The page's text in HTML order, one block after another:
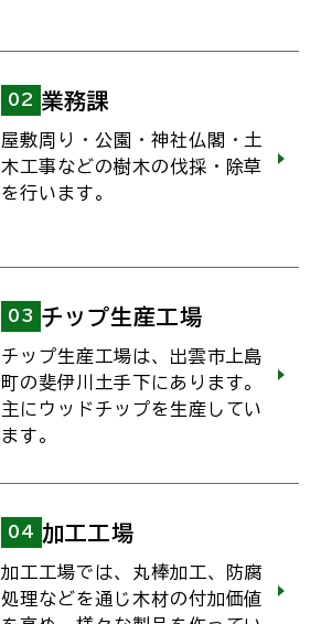
02 業務課
屋敷周り・公園・神社仏閣・土
木工事などの樹木の伐採・除草
を行います。
03 チップ生産工場
チップ生産工場は、出雲市上島
町の斐伊川土手下にあります。
主にウッドチップを生産してい
ます。
04 加工工場
加工工場では、丸棒加工、防腐
処理などを通じ木材の付加価値